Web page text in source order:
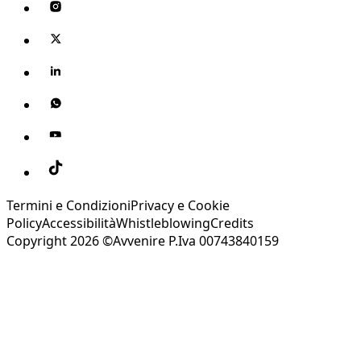
Termini e CondizioniPrivacy e Cookie
PolicyAccessibilitàWhistleblowingCredits
Copyright 2026 ©Avvenire P.Iva 00743840159